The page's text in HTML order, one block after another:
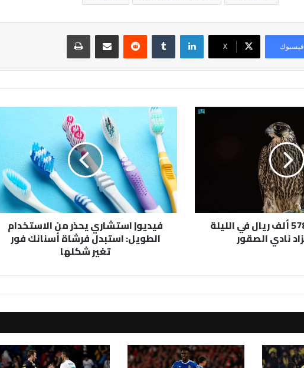
فيسبوك ‫X
لينكدإن مشاركة عبر البريد طباعة
بيع صقرين بـ 578 ألف ريال في الليلة
فيديو|
استشاري
الاستخدام
الطويل:
استبدل
فرشاة
أسنانك
فيديو| استشاري يحذر من الاستخدام
الطويل: استبدل فرشاة أسنانك فور
تغير شكلها